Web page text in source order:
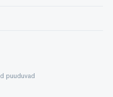
puuduvad